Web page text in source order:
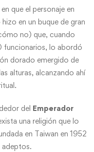
que el personaje en
en un buque de gran
no) que, cuando
funcionarios, lo abordó
dorado emergido de
alturas, alcanzando ahí
del Emperador
una religión que lo
en Taiwan en 1952